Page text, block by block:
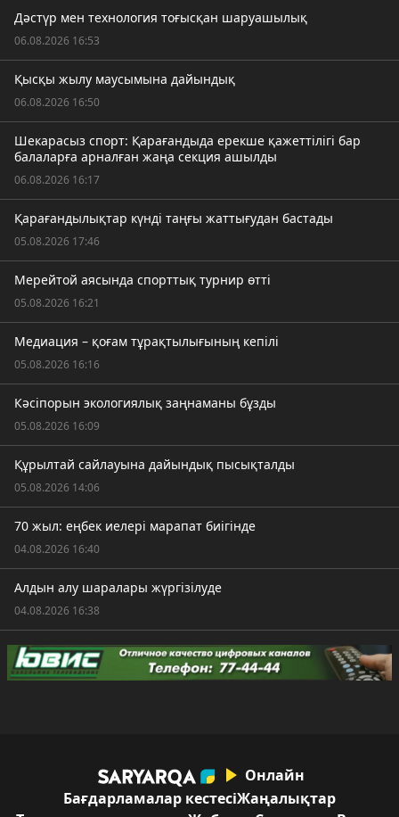
Дәстүр мен технология тоғысқан шаруашылық
06.08.2026 16:53
Қысқы жылу маусымына дайындық
06.08.2026 16:50
Шекарасыз спорт: Қарағандыда ерекше қажеттілігі бар
балаларға арналған жаңа секция ашылды
06.08.2026 16:17
Қарағандылықтар күнді таңғы жаттығудан бастады
05.08.2026 17:46
Мерейтой аясында спорттық турнир өтті
05.08.2026 16:21
Медиация – қоғам тұрақтылығының кепілі
05.08.2026 16:16
Кәсіпорын экологиялық заңнаманы бұзды
05.08.2026 16:09
Құрылтай сайлауына дайындық пысықталды
05.08.2026 14:06
70 жыл: еңбек иелері марапат биігінде
04.08.2026 16:40
Алдын алу шаралары жүргізілуде
04.08.2026 16:38
Онлайн
Бағдарламалар кестесіЖаңалықтар